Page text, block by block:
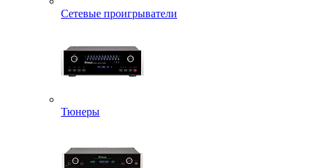
Сетевые проигрыватели
Тюнеры